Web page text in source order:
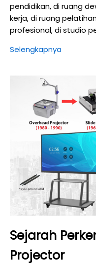
pendidikan, di ruang
kerja, di ruang
profesional, di studio
Selengkapnya
Sejarah
Projector